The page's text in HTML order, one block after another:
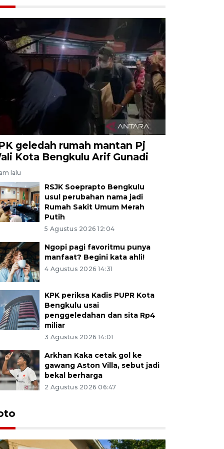
geledah rumah mantan Pj
Kota Bengkulu Arif Gunadi
lalu
RSJK Soeprapto Bengkulu
usul perubahan nama jadi
Rumah Sakit Umum Merah
Putih
5 Agustus 2026 12:04
Ngopi pagi favoritmu punya
manfaat? Begini kata ahli!
4 Agustus 2026 14:31
KPK periksa Kadis PUPR Kota
Bengkulu usai
penggeledahan dan sita Rp4
miliar
3 Agustus 2026 14:01
Arkhan Kaka cetak gol ke
gawang Aston Villa, sebut jadi
bekal berharga
2 Agustus 2026 06:47